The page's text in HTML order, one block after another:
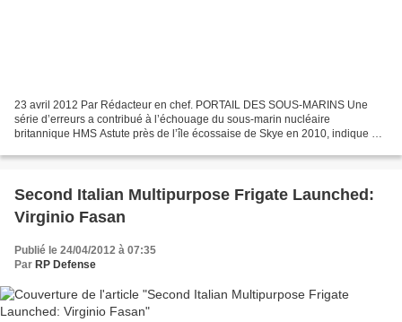
23 avril 2012 Par Rédacteur en chef. PORTAIL DES SOUS-MARINS Une
série d’erreurs a contribué à l’échouage du sous-marin nucléaire
britannique HMS Astute près de l’île écossaise de Skye en 2010, indique un
Second Italian Multipurpose Frigate Launched:
Virginio Fasan
Publié le 24/04/2012 à 07:35
Par RP Defense